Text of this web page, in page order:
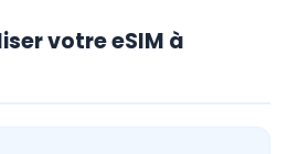
votre eSIM à